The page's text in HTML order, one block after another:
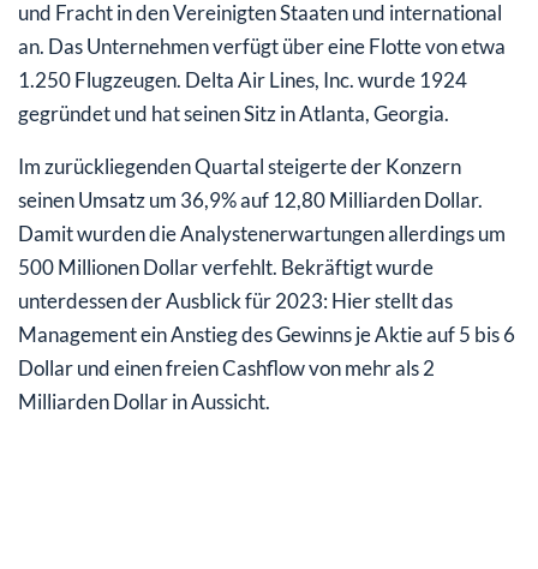
und Fracht in den Vereinigten Staaten und international
an. Das Unternehmen verfügt über eine Flotte von etwa
1.250 Flugzeugen. Delta Air Lines, Inc. wurde 1924
gegründet und hat seinen Sitz in Atlanta, Georgia.
Im zurückliegenden Quartal steigerte der Konzern
seinen Umsatz um 36,9% auf 12,80 Milliarden Dollar.
Damit wurden die Analystenerwartungen allerdings um
500 Millionen Dollar verfehlt. Bekräftigt wurde
unterdessen der Ausblick für 2023: Hier stellt das
Management ein Anstieg des Gewinns je Aktie auf 5 bis 6
Dollar und einen freien Cashflow von mehr als 2
Milliarden Dollar in Aussicht.